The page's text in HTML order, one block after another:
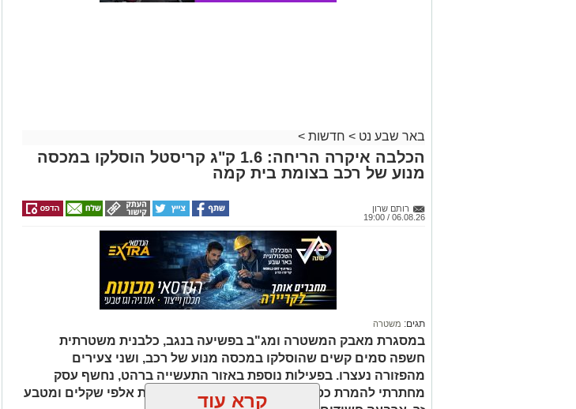
באר שבע נט > חדשות >
הכלבה איקרה הריחה: 1.6 ק"ג קריסטל הוסלקו במכסה
מנוע של רכב בצומת בית קמה
רותם שרון
06.08.26 / 19:00
תגים: משטרה
במסגרת מאבק המשטרה ומג"ב בפשיעה בנגב, כלבנית משטרתית
חשפה סמים קשים שהוסלקו במכסה מנוע של רכב, ושני צעירים
מהפזורה נעצרו. בפעילות נוספת באזור התעשייה ברהט, נחשף עסק
מחתרתי להמרת כספים שנוהל מתוך רכב ובו עשרות אלפי שקלים ומטבע
קרא עוד